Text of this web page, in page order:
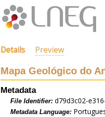
Details Preview
Mapa Geológico do
Metadata
File Identifier:d79d3c02-
Metadata Language: